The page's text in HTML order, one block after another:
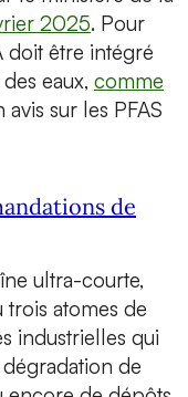
2025. Pour
doit être intégré
eaux, comme
avis sur les PFAS
de
ultra-courte,
atomes de
industrielles qui
de